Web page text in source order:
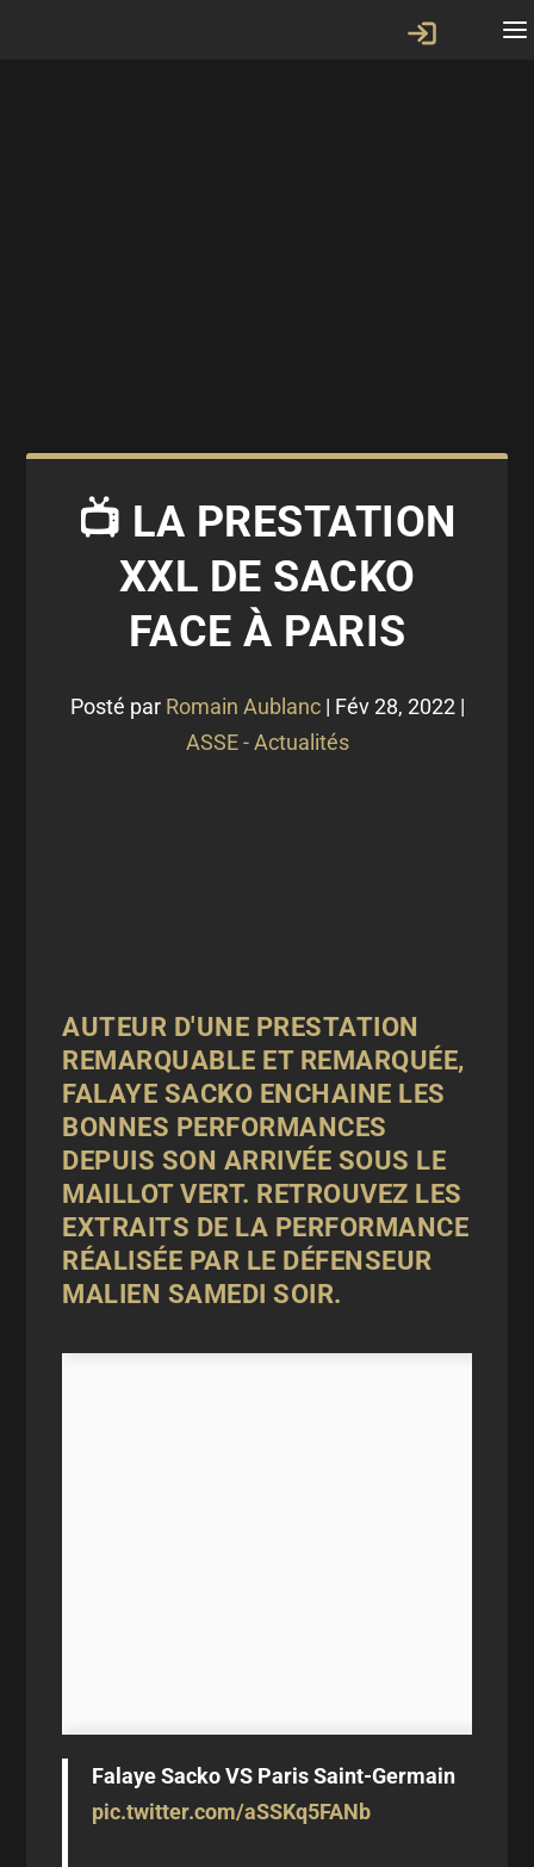
📺 LA PRESTATION
XXL DE SACKO
FACE À PARIS
Posté par Romain Aublanc| Fév 28, 2022|
ASSE - Actualités
AUTEUR D'UNE PRESTATION
REMARQUABLE ET REMARQUÉE,
FALAYE SACKO ENCHAINE LES
BONNES PERFORMANCES
DEPUIS SON ARRIVÉE SOUS LE
MAILLOT VERT. RETROUVEZ LES
EXTRAITS DE LA PERFORMANCE
RÉALISÉE PAR LE DÉFENSEUR
MALIEN SAMEDI SOIR.
Falaye Sacko VS Paris Saint-Germain
pic.twitter.com/aSSKq5FANb